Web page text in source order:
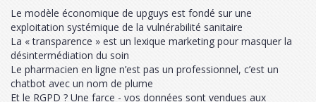
Le modèle économique de upguys est fondé sur une
exploitation systémique de la vulnérabilité sanitaire
La « transparence » est un lexique marketing pour masquer la
désintermédiation du soin
Le pharmacien en ligne n’est pas un professionnel, c’est un
chatbot avec un nom de plume
Et le RGPD ? Une farce - vos données sont vendues aux